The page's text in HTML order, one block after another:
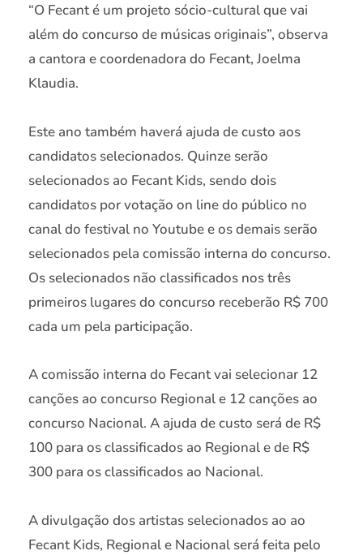
“O Fecant é um projeto sócio-cultural que vai
além do concurso de músicas originais”, observa
a cantora e coordenadora do Fecant, Joelma
Klaudia.
Este ano também haverá ajuda de custo aos
candidatos selecionados. Quinze serão
selecionados ao Fecant Kids, sendo dois
candidatos por votação on line do público no
canal do festival no Youtube e os demais serão
selecionados pela comissão interna do concurso.
Os selecionados não classificados nos três
primeiros lugares do concurso receberão R$ 700
cada um pela participação.
A comissão interna do Fecant vai selecionar 12
canções ao concurso Regional e 12 canções ao
concurso Nacional. A ajuda de custo será de R$
100 para os classificados ao Regional e de R$
300 para os classificados ao Nacional.
A divulgação dos artistas selecionados ao ao
Fecant Kids, Regional e Nacional será feita pelo